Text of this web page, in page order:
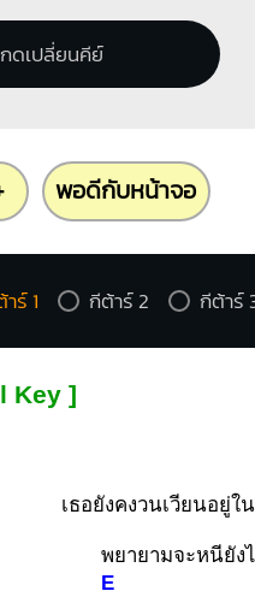
ดเปลี่ยนคีย์
พอดีกับหน้าจอ
ร์ 1 กีต้าร์ 2 กีต้าร์
Key ]
เธอยังคงวนเวียนอยู่ใ
พยายามจะหนียัง
E